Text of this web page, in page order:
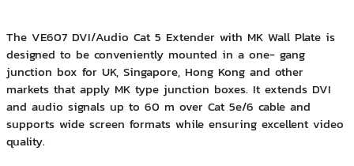
The VE607 DVI/Audio Cat 5 Extender with MK Wall Plate is
designed to be conveniently mounted in a one- gang
junction box for UK, Singapore, Hong Kong and other
markets that apply MK type junction boxes. It extends DVI
and audio signals up to 60 m over Cat 5e/6 cable and
supports wide screen formats while ensuring excellent video
quality.